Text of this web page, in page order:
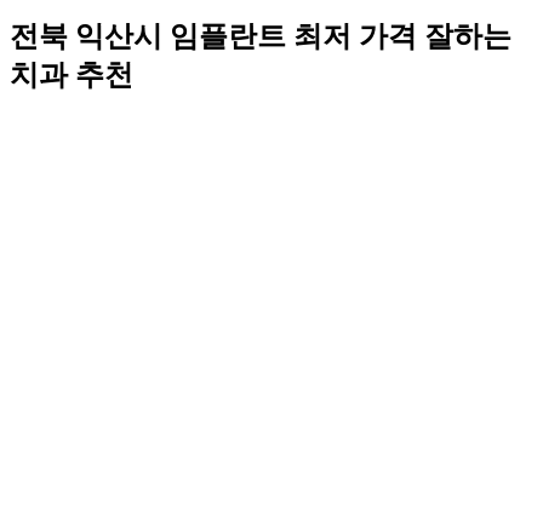
전북 익산시 임플란트 최저 가격 잘하는
치과 추천